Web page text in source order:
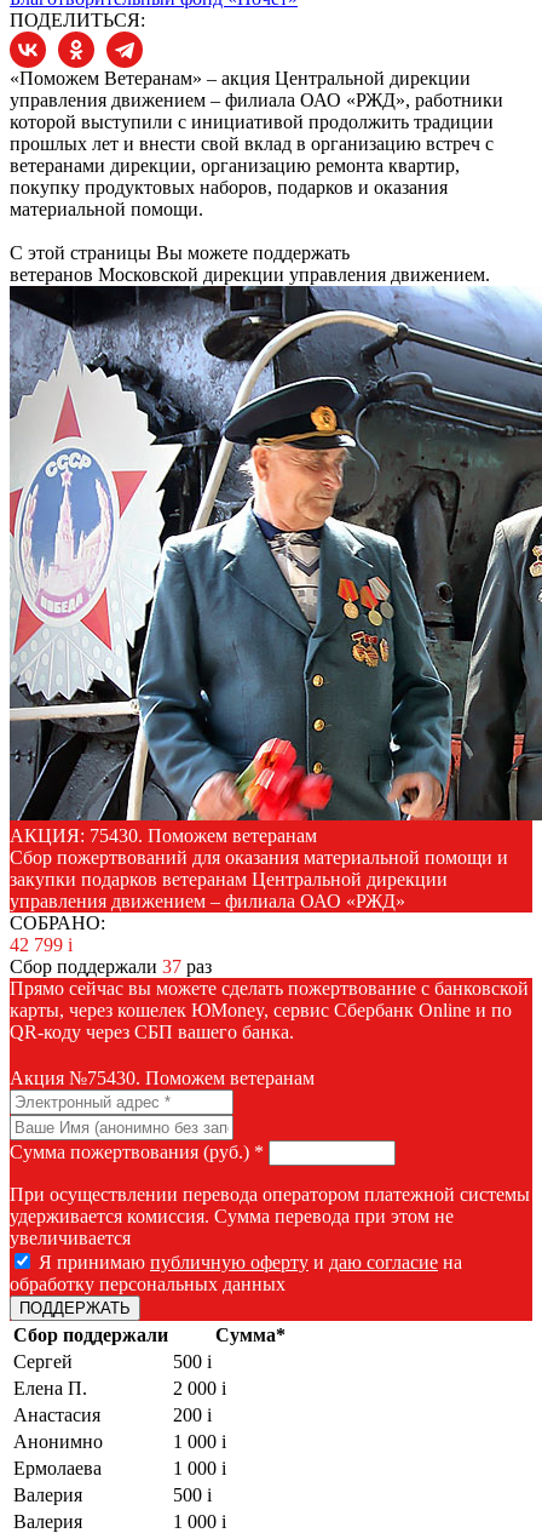
ПОДЕЛИТЬСЯ:
«Поможем Ветеранам» – акция Центральной дирекции
управления движением – филиала ОАО «РЖД», работники
которой выступили с инициативой продолжить традиции
прошлых лет и внести свой вклад в организацию встреч с
ветеранами дирекции, организацию ремонта квартир,
покупку продуктовых наборов, подарков и оказания
материальной помощи.
С этой страницы Вы можете поддержать
ветеранов Московской дирекции управления движением.
АКЦИЯ: 75430. Поможем ветеранам
Сбор пожертвований для оказания материальной помощи и
закупки подарков ветеранам Центральной дирекции
управления движением – филиала ОАО «РЖД»
СОБРАНО:
42 799 i
Сбор поддержали 37 раз
Прямо сейчас вы можете сделать пожертвование с банковской
карты, через кошелек ЮMoney, сервис Сбербанк Online и по
QR-коду через СБП вашего банка.
Акция №75430. Поможем ветеранам
Сумма пожертвования (руб.) *
При осуществлении перевода оператором платежной системы
удерживается комиссия. Сумма перевода при этом не
увеличивается
Я принимаю публичную оферту и даю согласие на
обработку персональных данных
Сбор поддержали
Сумма*
Сергей
500 i
Елена П.
2 000 i
Анастасия
200 i
Анонимно
1 000 i
Ермолаева
1 000 i
Валерия
500 i
Валерия
1 000 i